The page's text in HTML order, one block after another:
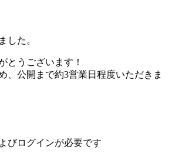
した。
とうございます！
、公開まで約3営業日程度いただきま
びログインが必要です